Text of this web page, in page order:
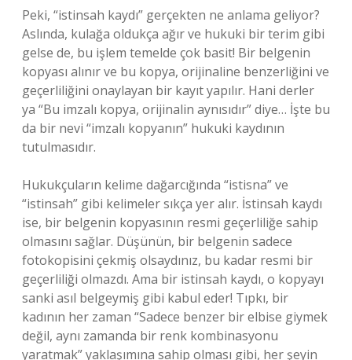
Peki, “istinsah kaydı” gerçekten ne anlama geliyor?
Aslında, kulağa oldukça ağır ve hukuki bir terim gibi
gelse de, bu işlem temelde çok basit! Bir belgenin
kopyası alınır ve bu kopya, orijinaline benzerliğini ve
geçerliliğini onaylayan bir kayıt yapılır. Hani derler
ya “Bu imzalı kopya, orijinalin aynısıdır” diye… İşte bu
da bir nevi “imzalı kopyanın” hukuki kaydının
tutulmasıdır.
Hukukçuların kelime dağarcığında “istisna” ve
“istinsah” gibi kelimeler sıkça yer alır. İstinsah kaydı
ise, bir belgenin kopyasının resmi geçerliliğe sahip
olmasını sağlar. Düşünün, bir belgenin sadece
fotokopisini çekmiş olsaydınız, bu kadar resmi bir
geçerliliği olmazdı. Ama bir istinsah kaydı, o kopyayı
sanki asıl belgeymiş gibi kabul eder! Tıpkı, bir
kadının her zaman “Sadece benzer bir elbise giymek
değil, aynı zamanda bir renk kombinasyonu
yaratmak” yaklaşımına sahip olması gibi, her şeyin